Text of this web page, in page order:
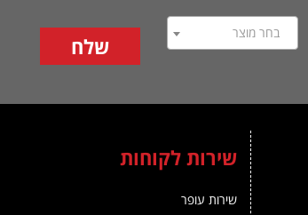
בחר מוצר
שירות לקוחות
שירות עופר